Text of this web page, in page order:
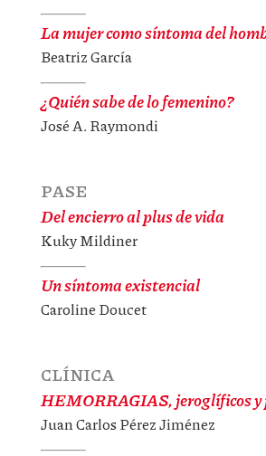
La mujer como síntoma del
Beatriz García
¿Quién sabe de lo femenino?
José A. Raymondi
PASE
Del encierro al plus de vida
Kuky Mildiner
Un síntoma existencial
Caroline Doucet
CLÍNICA
HEMORRAGIAS, jeroglíficos
Juan Carlos Pérez Jiménez